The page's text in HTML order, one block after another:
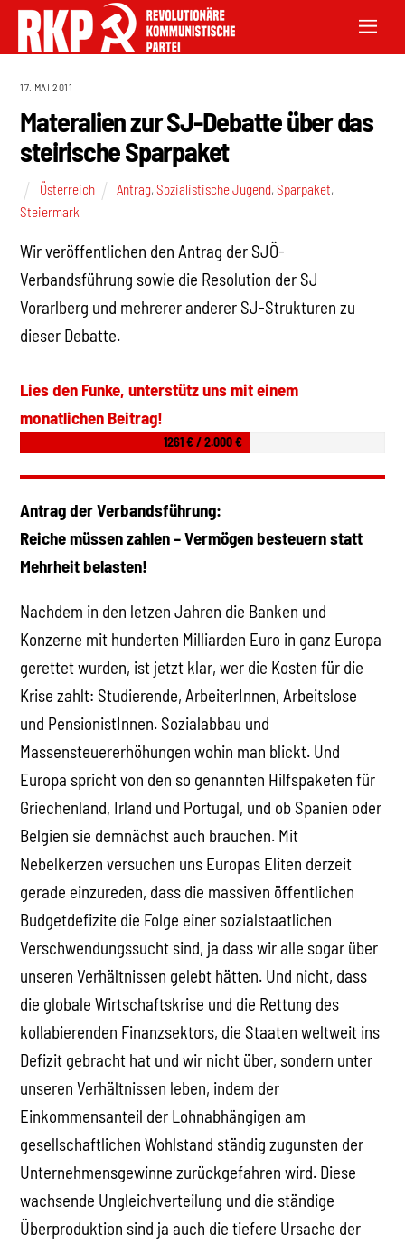
17. MAI 2011
Materalien zur SJ-Debatte über das
steirische Sparpaket
Österreich Antrag,Sozialistische Jugend,Sparpaket,
Steiermark
Wir veröffentlichen den Antrag der SJÖ-
Verbandsführung sowie die Resolution der SJ
Vorarlberg und mehrerer anderer SJ-Strukturen zu
dieser Debatte.
Lies den Funke, unterstütz uns mit einem
monatlichen Beitrag!
1261 € / 2.000 €
Antrag der Verbandsführung:
Reiche müssen zahlen – Vermögen besteuern statt
Mehrheit belasten!
Nachdem in den letzen Jahren die Banken und
Konzerne mit hunderten Milliarden Euro in ganz Europa
gerettet wurden, ist jetzt klar, wer die Kosten für die
Krise zahlt: Studierende, ArbeiterInnen, Arbeitslose
und PensionistInnen. Sozialabbau und
Massensteuererhöhungen wohin man blickt. Und
Europa spricht von den so genannten Hilfspaketen für
Griechenland, Irland und Portugal, und ob Spanien oder
Belgien sie demnächst auch brauchen. Mit
Nebelkerzen versuchen uns Europas Eliten derzeit
gerade einzureden, dass die massiven öffentlichen
Budgetdefizite die Folge einer sozialstaatlichen
Verschwendungssucht sind, ja dass wir alle sogar über
unseren Verhältnissen gelebt hätten. Und nicht, dass
die globale Wirtschaftskrise und die Rettung des
kollabierenden Finanzsektors, die Staaten weltweit ins
Defizit gebracht hat und wir nicht über, sondern unter
unseren Verhältnissen leben, indem der
Einkommensanteil der Lohnabhängigen am
gesellschaftlichen Wohlstand ständig zugunsten der
Unternehmensgewinne zurückgefahren wird. Diese
wachsende Ungleichverteilung und die ständige
Überproduktion sind ja auch die tiefere Ursache der